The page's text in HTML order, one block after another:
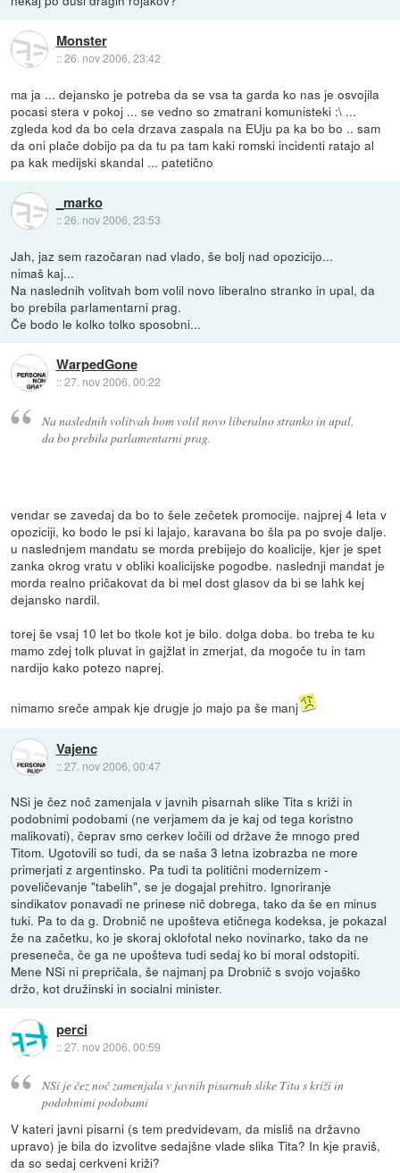
Monster
::26. nov 2006, 23:42
ma ja ... dejansko je potreba da se vsa ta garda ko nas je osvojila
pocasi stera v pokoj ... se vedno so zmatrani komunisteki :\ ...
zgleda kod da bo cela drzava zaspala na EUju pa ka bo bo .. sam
da oni plače dobijo pa da tu pa tam kaki romski incidenti ratajo al
pa kak medijski skandal ... patetično
_marko
::26. nov 2006, 23:53
Jah, jaz sem razočaran nad vlado, še bolj nad opozicijo...
nimaš kaj...
Na naslednih volitvah bom volil novo liberalno stranko in upal, da
bo prebila parlamentarni prag.
Če bodo le kolko tolko sposobni...
WarpedGone
::27. nov 2006, 00:22
Na naslednih volitvah bom volil novo liberalno stranko in upal,
da bo prebila parlamentarni prag.
vendar se zavedaj da bo to šele zečetek promocije. najprej 4 leta v
opoziciji, ko bodo le psi ki lajajo, karavana bo šla pa po svoje dalje.
u naslednjem mandatu se morda prebijejo do koalicije, kjer je spet
zanka okrog vratu v obliki koalicijske pogodbe. naslednji mandat je
morda realno pričakovat da bi mel dost glasov da bi se lahk kej
dejansko nardil.
torej še vsaj 10 let bo tkole kot je bilo. dolga doba. bo treba te ku
mamo zdej tolk pluvat in gajžlat in zmerjat, da mogoče tu in tam
nardijo kako potezo naprej.
nimamo sreče ampak kje drugje jo majo pa še manj
Vajenc
::27. nov 2006, 00:47
NSi je čez noč zamenjala v javnih pisarnah slike Tita s križi in
podobnimi podobami (ne verjamem da je kaj od tega koristno
malikovati), čeprav smo cerkev ločili od države že mnogo pred
Titom. Ugotovili so tudi, da se naša 3 letna izobrazba ne more
primerjati z argentinsko. Pa tudi ta politični modernizem -
poveličevanje "tabelih", se je dogajal prehitro. Ignoriranje
sindikatov ponavadi ne prinese nič dobrega, tako da še en minus
tuki. Pa to da g. Drobnič ne upošteva etičnega kodeksa, je pokazal
že na začetku, ko je skoraj oklofotal neko novinarko, tako da ne
preseneča, če ga ne upošteva tudi sedaj ko bi moral odstopiti.
Mene NSi ni prepričala, še najmanj pa Drobnič s svojo vojaško
držo, kot družinski in socialni minister.
perci
::27. nov 2006, 00:59
NSi je čez noč zamenjala v javnih pisarnah slike Tita s križi in
podobnimi podobami
V kateri javni pisarni (s tem predvidevam, da misliš na državno
upravo) je bila do izvolitve sedajšne vlade slika Tita? In kje praviš,
da so sedaj cerkveni križi?